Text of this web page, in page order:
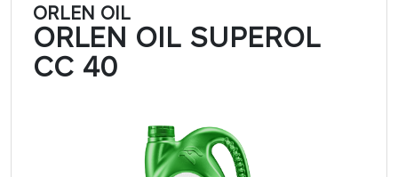
ORLEN OIL
ORLEN OIL SUPEROL
CC 40